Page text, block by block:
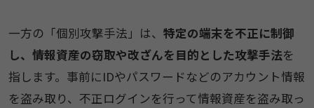
一方の「個別攻撃手法」は、 特定の端末を不正に制御
し、情報資産の窃取や改ざんを目的とした攻撃手法を
指します。事前にIDやパスワードなどのアカウント情報
を盗み取り、不正ログインを行って情報資産を盗み取っ